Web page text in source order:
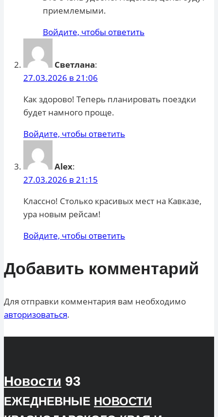
приемлемыми.
Войдите, чтобы ответить
Светлана:
27.03.2026 в 21:06
Как здорово! Теперь планировать поездки
будет намного проще.
Войдите, чтобы ответить
Alex:
27.03.2026 в 21:15
Классно! Столько красивых мест на Кавказе,
ура новым рейсам!
Войдите, чтобы ответить
Добавить комментарий
Для отправки комментария вам необходимо
авторизоваться.
Новости 93
ЕЖЕДНЕВНЫЕ НОВОСТИ